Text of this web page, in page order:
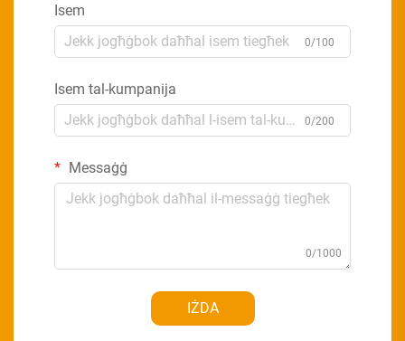
Isem
0/100
Isem tal-kumpanija
0/200
Messaġġ
0/1000
IŻDA